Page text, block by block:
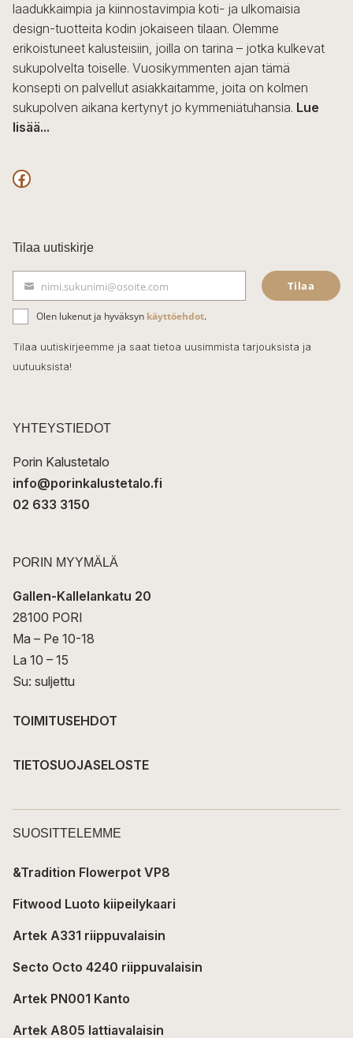
laadukkaimpia ja kiinnostavimpia koti- ja ulkomaisia
design-tuotteita kodin jokaiseen tilaan. Olemme
erikoistuneet kalusteisiin, joilla on tarina – jotka kulkevat
sukupolvelta toiselle. Vuosikymmenten ajan tämä
konsepti on palvellut asiakkaitamme, joita on kolmen
sukupolven aikana kertynyt jo kymmeniätuhansia. Lue
lisää...
F
c
e
b
o
o
k
Tilaa uutiskirje
ä
h
k
t
nimi.sukunimi@osoite.com Tilaa
Olen lukenut ja hyväksyn käyttöehdot.
Tilaa uutiskirjeemme ja saat tietoa uusimmista tarjouksista ja
uutuuksista!
YHTEYSTIEDOT
Porin Kalustetalo
info@porinkalustetalo.fi
02 633 3150
PORIN MYYMÄLÄ
Gallen-Kallelankatu 20
28100 PORI
Ma – Pe 10-18
La 10 – 15
Su: suljettu
TOIMITUSEHDOT
TIETOSUOJASELOSTE
SUOSITTELEMME
&Tradition Flowerpot VP8
Fitwood Luoto kiipeilykaari
Artek A331 riippuvalaisin
Secto Octo 4240 riippuvalaisin
Artek PN001 Kanto
Artek A805 lattiavalaisin